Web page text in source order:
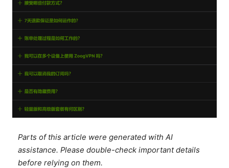
Parts of this article were generated with AI
assistance. Please double-check important details
before relying on them.